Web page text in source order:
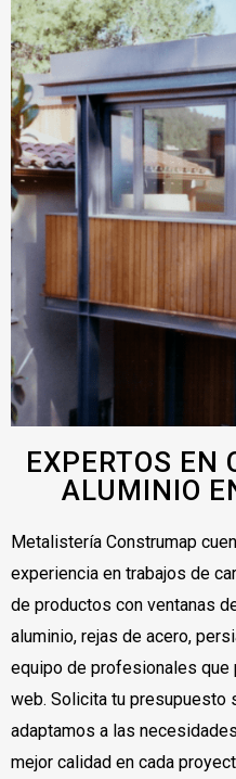
EXPERTOS EN
ALUMINIO
Metalistería Construmap
experiencia en trabajos de
de productos con ventanas
aluminio, rejas de acero,
equipo de profesionales que
web. Solicita tu presupuesto
adaptamos a las
mejor calidad en cada